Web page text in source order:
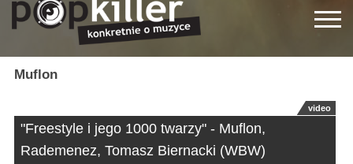
Muflon
video
"Freestyle i jego 1000 twarzy" - Muflon,
Rademenez, Tomasz Biernacki (WBW)